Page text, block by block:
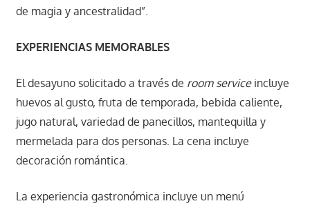
de magia y ancestralidad”.
EXPERIENCIAS MEMORABLES
El desayuno solicitado a través de room serviceincluye
huevos al gusto, fruta de temporada, bebida caliente,
jugo natural, variedad de panecillos, mantequilla y
mermelada para dos personas. La cena incluye
decoración romántica.
La experiencia gastronómica incluye un menú